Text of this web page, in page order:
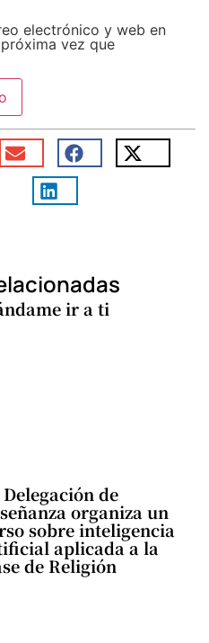
electrónico y web en
vez que
ir a ti
de
organiza un
sobre inteligencia
aplicada a la
de Religión